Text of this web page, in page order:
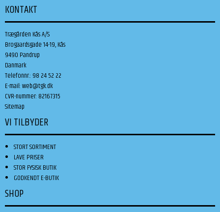
KONTAKT
Trægården Kås A/S
Brogaardsgade 14-19, Kås
9490 Pandrup
Danmark
Telefonnr.: 98 24 52 22
E-mail:web@tgk.dk
CVR-nummer: 82167315
Sitemap
VI TILBYDER
STORT SORTIMENT
LAVE PRISER
STOR FYSISK BUTIK
GODKENDT E-BUTIK
SHOP